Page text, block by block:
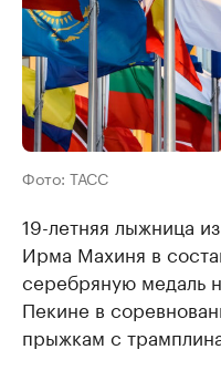
Фото: ТАСС
19-летняя лыжница
Ирма Махиня в
серебряную медаль
Пекине в
прыжкам с